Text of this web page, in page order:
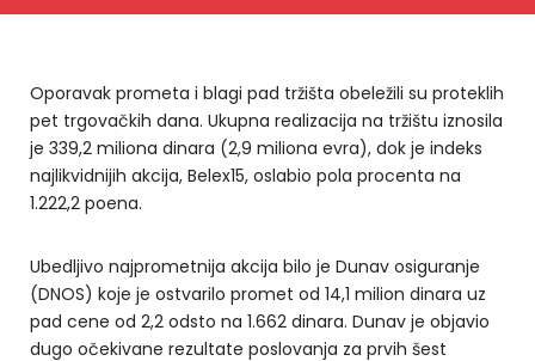
Oporavak prometa i blagi pad tržišta obeležili su proteklih
pet trgovačkih dana. Ukupna realizacija na tržištu iznosila
je 339,2 miliona dinara (2,9 miliona evra), dok je indeks
najlikvidnijih akcija, Belex15, oslabio pola procenta na
1.222,2 poena.
Ubedljivo najprometnija akcija bilo je Dunav osiguranje
(DNOS) koje je ostvarilo promet od 14,1 milion dinara uz
pad cene od 2,2 odsto na 1.662 dinara. Dunav je objavio
dugo očekivane rezultate poslovanja za prvih šest